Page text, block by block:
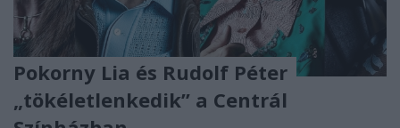
Pokorny Lia és Rudolf Péter
„tökéletlenkedik” a Centrál